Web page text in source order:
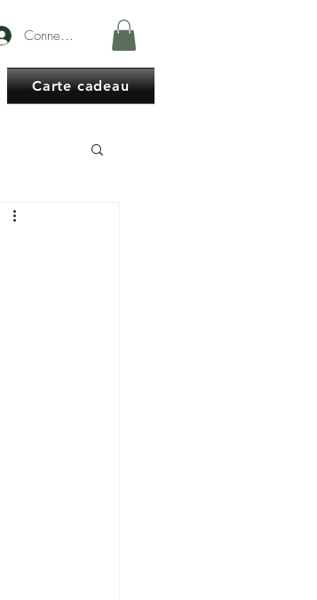
Connexion
Carte cadeau